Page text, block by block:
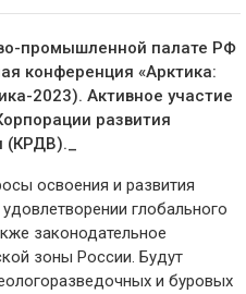
промышленной палате РФ
конференция «Арктика:
2023). Активное участие
развития
(КРДВ)._
освоения и развития
глобального
законодательное
зоны России. Будут
и буровых